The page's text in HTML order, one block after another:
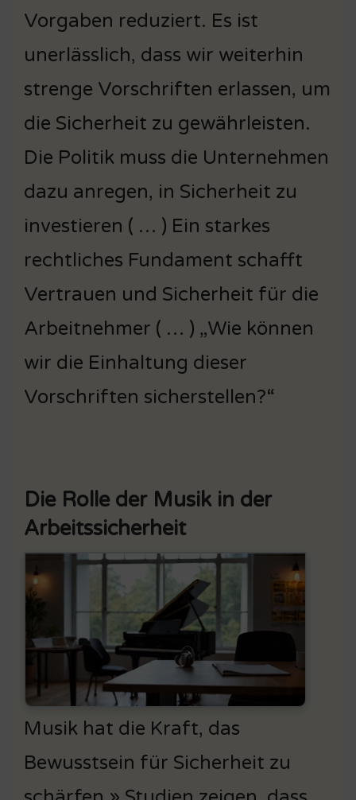
Vorgaben reduziert. Es ist
unerlässlich, dass wir weiterhin
strenge Vorschriften erlassen, um
die Sicherheit zu gewährleisten.
Die Politik muss die Unternehmen
dazu anregen, in Sicherheit zu
investieren ( … ) Ein starkes
rechtliches Fundament schafft
Vertrauen und Sicherheit für die
Arbeitnehmer ( … ) „Wie können
wir die Einhaltung dieser
Vorschriften sicherstellen?“
Die Rolle der Musik in der
Arbeitssicherheit
Musik hat die Kraft, das
Bewusstsein für Sicherheit zu